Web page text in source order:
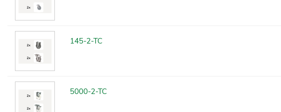
145-2-TC
5000-2-TC